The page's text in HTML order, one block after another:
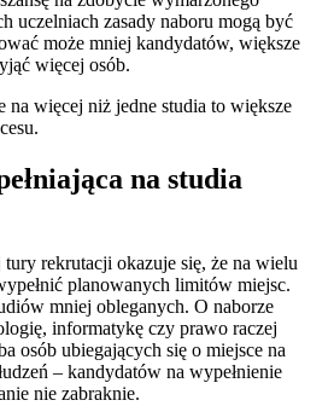
uczelniach zasady naboru mogą być
może mniej kandydatów, większe
więcej osób.
na więcej niż jedne studia to większe
na studia
rekrutacji okazuje się, że na wielu
planowanych limitów miejsc.
mniej obleganych. O naborze
informatykę czy prawo raczej
osób ubiegających się o miejsce na
– kandydatów na wypełnienie
nie zabraknie.